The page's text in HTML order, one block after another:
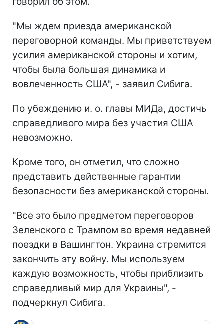
"Мы ждем приезда американской
переговорной команды. Мы приветствуем
усилия американской стороны и хотим,
чтобы была большая динамика и
вовлеченность США", - заявил Сибига.
По убеждению и. о. главы МИДа, достичь
справедливого мира без участия США
невозможно.
Кроме того, он отметил, что сложно
представить действенные гарантии
безопасности без американской стороны.
"Все это было предметом переговоров
Зеленского с Трампом во время недавней
поездки в Вашингтон. Украина стремится
закончить эту войну. Мы используем
каждую возможность, чтобы приблизить
справедливый мир для Украины", -
подчеркнул Сибига.